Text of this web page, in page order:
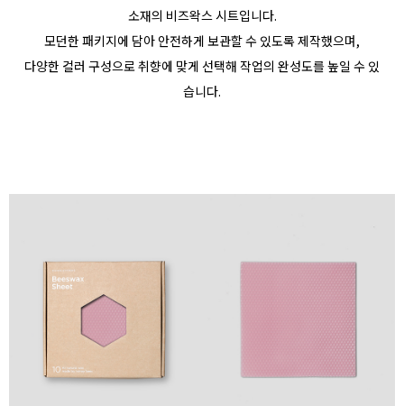
소재의 비즈왁스 시트입니다.
모던한 패키지에 담아 안전하게 보관할 수 있도록 제작했으며,
다양한 컬러 구성으로 취향에 맞게 선택해 작업의 완성도를 높일 수 있
습니다.